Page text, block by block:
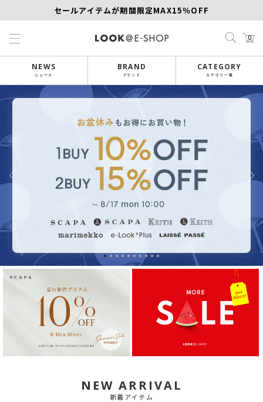
セールアイテムが期間限定MAX15％OFF
0
NEWS
ニュース
BRAND
ブランド
CATEGORY
カテゴリ一覧
NEW ARRIVAL
新着アイテム